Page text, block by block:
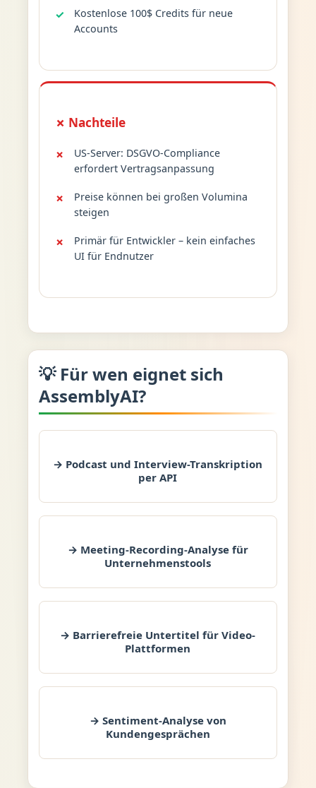
Kostenlose 100$ Credits für neue
Accounts
✗ Nachteile
US-Server: DSGVO-Compliance
erfordert Vertragsanpassung
Preise können bei großen Volumina
steigen
Primär für Entwickler – kein einfaches
UI für Endnutzer
💡 Für wen eignet sich
AssemblyAI?
→ Podcast und Interview-Transkription
per API
→ Meeting-Recording-Analyse für
Unternehmenstools
→ Barrierefreie Untertitel für Video-
Plattformen
→ Sentiment-Analyse von
Kundengesprächen